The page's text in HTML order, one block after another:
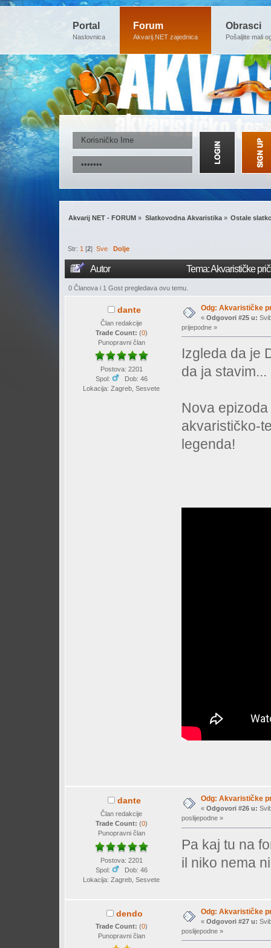
Portal
Naslovnica
Forum
Akvarij.NET zajednica
Obrasci
Pošaljite mali
Akvarij NET - FORUM » Slatkovodna Akvaristika» Ostale
Str:1 [2]Sve Dolje
Autor Tema: Akvarističke
0 Članova i 1 Gost pregledava ovu temu.
dante
Član redakcije
Trade Count: (0)
Punopravni član
Postova: 2201
Spol:
Dob: 46
Lokacija: Zagreb, Sesvete
Odg: Akvarističke
« Odgovori #25 u:
prijepodne »
Izgleda da je
da ja stavim...
Nova
akvarističko-
legenda!
dante
Član redakcije
Trade Count: (0)
Punopravni član
Postova: 2201
Spol:
Dob: 46
Lokacija: Zagreb, Sesvete
Odg: Akvarističke
« Odgovori #26 u:
poslijepodne »
Pa kaj tu na
il niko nema
dendo
Trade Count: (0)
Punopravni član
Odg: Akvarističke
« Odgovori #27 u:
poslijepodne »